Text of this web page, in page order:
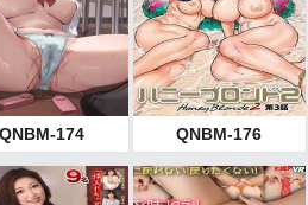
QNBM-174 QNBM-176